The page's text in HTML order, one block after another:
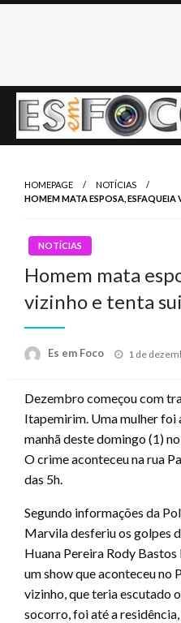
Skip
HOMEPAGE
NOTÍCIAS
HOMEM MATA ESPOSA,
NOTÍCIAS
Homem mata
vizinho e tenta
Es em Foco
Posted
1 de
Dezembro começou com
Itapemirim. Uma mulher foi
manhã deste domingo (1)
O crime aconteceu na rua
das 5h.
Segundo informações da
Marvila desferiu os golpes
Huana Pereira Rody
um show que aconteceu no
vizinho, que teria escutado
socorro, foi até a